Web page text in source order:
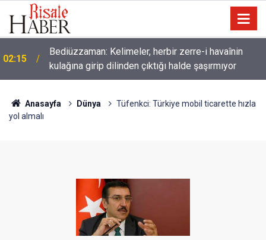
01:45
Müslümanlardan dilinizi çekin, onlardan biri
öldüğünde de
Anasayfa Dünya
Tüfenkci: Türkiye mobil ticarette hızla
yol almalı